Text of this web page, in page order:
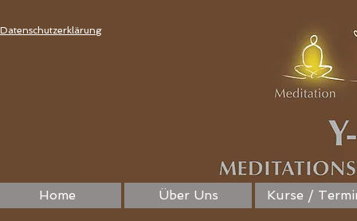
Datenschutzerklärung
Home Über Uns Kurse /